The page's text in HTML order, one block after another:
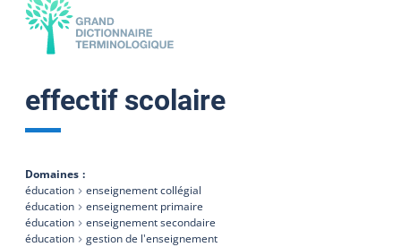
effectif scolaire
Domaines
éducation
enseignement collégial
éducation
enseignement primaire
éducation
enseignement secondaire
éducation
gestion de l'enseignement